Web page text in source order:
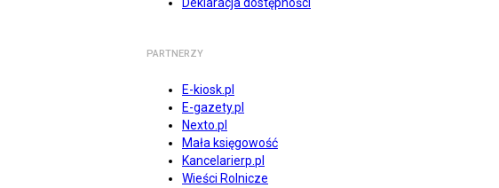
PARTNERZY
E-kiosk.pl
E-gazety.pl
Nexto.pl
Mała księgowość
Kancelarierp.pl
Wieści Rolnicze